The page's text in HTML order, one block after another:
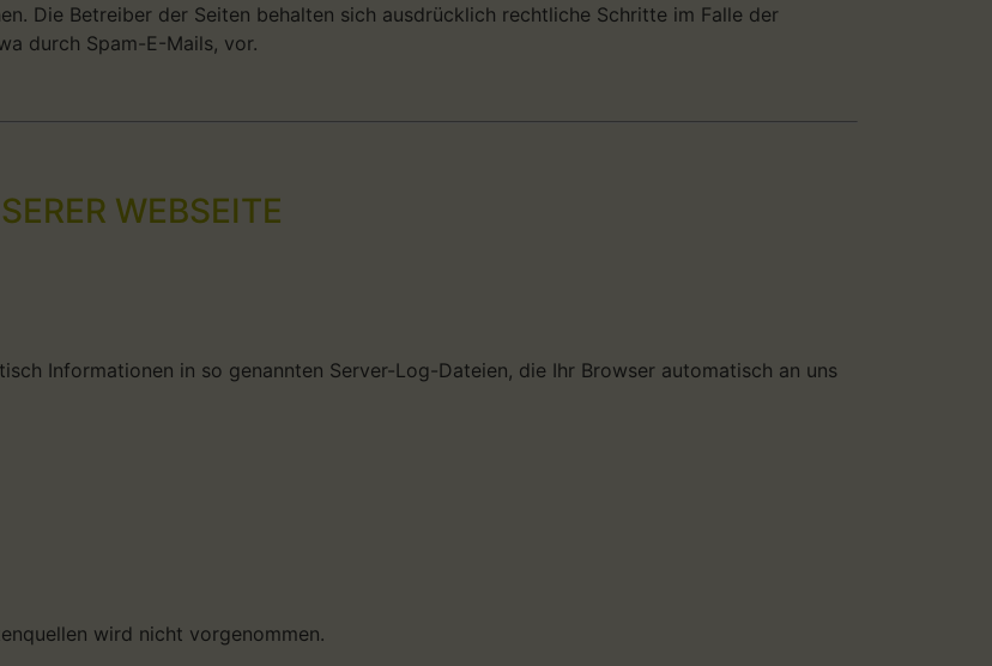
Die Betreiber der Seiten behalten sich ausdrücklich rechtliche Schritte im Falle der
durch Spam-E-Mails, vor.
WEBSEITE
Informationen in so genannten Server-Log-Dateien, die Ihr Browser automatisch an uns
wird nicht vorgenommen.